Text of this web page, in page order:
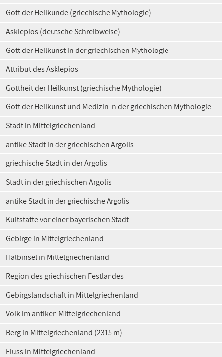
Gott der Heilkunde (griechische Mythologie)
Asklepios (deutsche Schreibweise)
Gott der Heilkunst in der griechischen Mythologie
Attribut des Asklepios
Gottheit der Heilkunst (griechische Mythologie)
Gott der Heilkunst und Medizin in der griechischen Mythologie
Stadt in Mittelgriechenland
antike Stadt in der griechischen Argolis
griechische Stadt in der Argolis
Stadt in der griechischen Argolis
antike Stadt in der griechische Argolis
Kultstätte vor einer bayerischen Stadt
Gebirge in Mittelgriechenland
Halbinsel in Mittelgriechenland
Region des griechischen Festlandes
Gebirgslandschaft in Mittelgriechenland
Volk im antiken Mittelgriechenland
Berg in Mittelgriechenland (2315 m)
Fluss in Mittelgriechenland